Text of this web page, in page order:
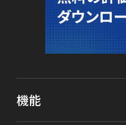
機能